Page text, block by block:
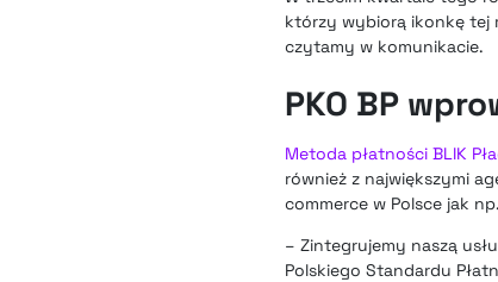
którzy wybiorą ikonkę tej
czytamy w komunikacie.
PKO BP
Metoda płatności BLIK
również z największymi
commerce w Polsce jak
– Zintegrujemy naszą
Polskiego Standardu